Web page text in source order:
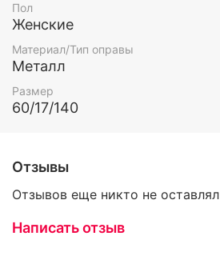
Пол
Женские
Материал/Тип оправы
Металл
Размер
60/17/140
Отзывы
Отзывов еще никто не оставлял
Написать отзыв